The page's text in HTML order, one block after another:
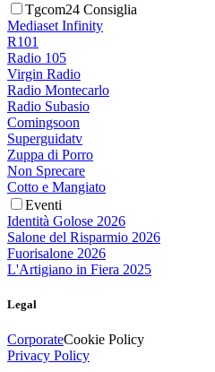
Tgcom24 Consiglia
Mediaset Infinity
R101
Radio 105
Virgin Radio
Radio Montecarlo
Radio Subasio
Comingsoon
Superguidatv
Zuppa di Porro
Non Sprecare
Cotto e Mangiato
Eventi
Identità Golose 2026
Salone del Risparmio 2026
Fuorisalone 2026
L'Artigiano in Fiera 2025
Legal
CorporateCookie Policy
Privacy Policy